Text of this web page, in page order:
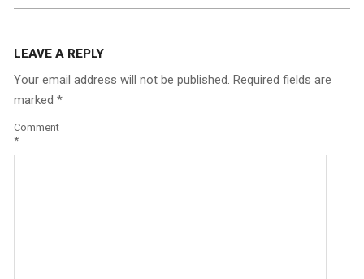
LEAVE A REPLY
Your email address will not be published. Required fields are
marked *
Comment
*